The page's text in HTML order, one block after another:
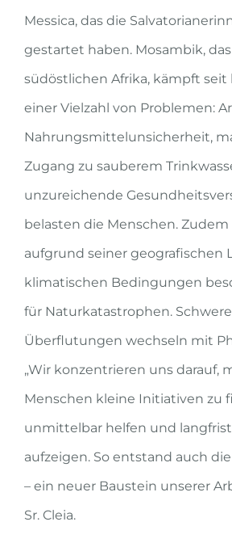
Messica, das die
gestartet haben. Mosambik,
südöstlichen Afrika, kämpft
einer Vielzahl von Problemen:
Nahrungsmittelunsicherheit,
Zugang zu sauberem
unzureichende
belasten die Menschen.
aufgrund seiner geografischen
klimatischen Bedingungen
für Naturkatastrophen.
Überflutungen wechseln mit
„Wir konzentrieren uns darauf,
Menschen kleine Initiativen zu
unmittelbar helfen und
aufzeigen. So entstand auch
– ein neuer Baustein unserer
Sr. Cleia.